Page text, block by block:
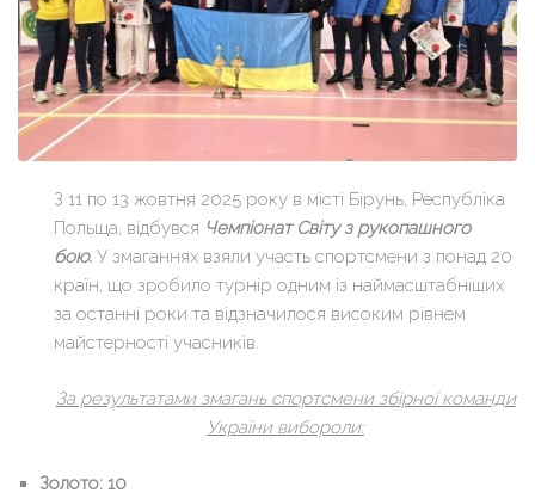
З 11 по 13 жовтня 2025 року в місті Бірунь, Республіка
Польща, відбувся Чемпіонат Світу з рукопашного
бою. У змаганнях взяли участь спортсмени з понад 20
країн, що зробило турнір одним із наймасштабніших
за останні роки та відзначилося високим рівнем
майстерності учасників.
За результатами змагань спортсмени збірної команди
України вибороли:
Золото: 10